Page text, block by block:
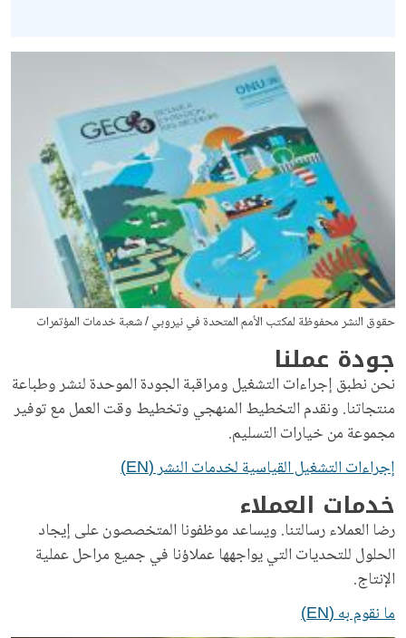
حقوق النشر محفوظة لمكتب الأمم المتحدة في نيروبي / شعبة خدمات المؤتمرات
جودة عملنا
نحن نطبق إجراءات التشغيل ومراقبة الجودة الموحدة لنشر وطباعة
منتجاتنا. ونقدم التخطيط المنهجي وتخطيط وقت العمل مع توفير
مجموعة من خيارات التسليم.
إجراءات التشغيل القياسية لخدمات النشر (EN)
خدمات العملاء
رضا العملاء رسالتنا. ويساعد موظفونا المتخصصون على إيجاد
الحلول للتحديات التي يواجهها عملاؤنا في جميع مراحل عملية
الإنتاج.
ما نقوم به (EN)